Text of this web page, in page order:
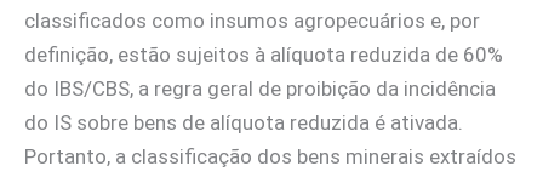
classificados como insumos agropecuários e, por
definição, estão sujeitos à alíquota reduzida de 60%
do IBS/CBS, a regra geral de proibição da incidência
do IS sobre bens de alíquota reduzida é ativada.
Portanto, a classificação dos bens minerais extraídos